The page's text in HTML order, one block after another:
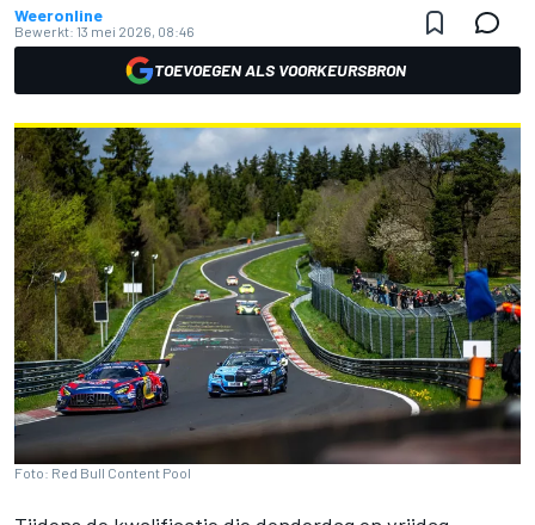
Weeronline
Bewerkt: 13 mei 2026, 08:46
TOEVOEGEN ALS VOORKEURSBRON
Foto: Red Bull Content Pool